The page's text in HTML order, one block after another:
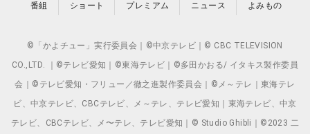
番組 ショート プレミアム ニュース よみもの
©「かよチュー」実行委員会｜©中京テレビ｜© CBC TELEVISION
CO.,LTD. ｜©テレビ愛知｜©東海テレビ｜©多田かおる/ イタキス製作委員
会｜©テレビ愛知・フリュー／徹之進製作委員会｜©メ～テレ｜東海テレ
ビ、中京テレビ、CBCテレビ、メ～テレ、テレビ愛知｜東海テレビ、中京
テレビ、CBCテレビ、メ〜テレ、テレビ愛知｜© Studio Ghibli｜©2023 二